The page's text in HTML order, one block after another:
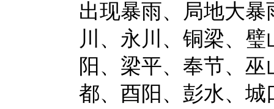
出现暴雨、局地大暴
川、永川、铜梁、
阳、梁平、奉节、
都、酉阳、彭水、